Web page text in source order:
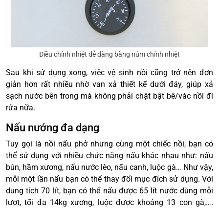
Điều chỉnh nhiệt dễ dàng bằng núm chỉnh nhiệt
Sau khi sử dụng xong, việc vệ sinh nồi cũng trở nên đơn
giản hơn rất nhiều nhờ van xả thiết kế dưới đáy, giúp xả
sạch nước bên trong mà không phải chật bật bê/vác nồi đi
rửa nữa.
Nấu nướng đa dạng
Tuy gọi là nồi nấu phở nhưng cùng một chiếc nồi, bạn có
thể sử dụng với nhiều chức năng nấu khác nhau như: nấu
bún, hầm xương, nấu nước lèo, nấu canh, luộc gà… Như vậy,
mỗi một lần nấu bạn có thể thay đổi mục đích sử dụng. Với
dung tích 70 lít, bạn có thể nấu được 65 lít nước dùng mỗi
lượt, tối đa 14kg xương, luộc được khoảng 13 con gà,….